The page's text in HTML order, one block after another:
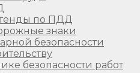
по ПДД
знаки
безопасности
безопасности работ